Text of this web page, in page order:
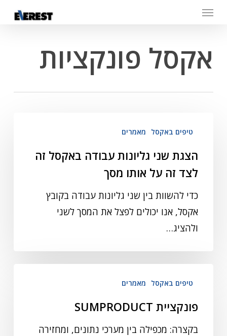
Skip
Menu
אקסל פונקציות
טיפים באקסל מאמרים
הצגת שני גליונות עבודה באקסל זה
לצד זה על אותו מסך
כדי להשוות בין שני גליונות עבודה בקובץ
אקסל, אנו יכולים לפצל את המסך לשני
ולהציג…
טיפים באקסל מאמרים
פונקציית SUMPRODUCT
בקצרה: מכפילה בין מערכי נתונים, ומחזירה